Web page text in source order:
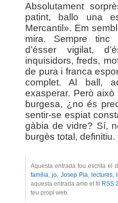
Absolutament
patint, ballo una
Mercantil». Em
mira. Sempre tinc
d’ésser vigilat,
inquisidors, freds,
de pura i franca
complet. Al ball,
exasperar. Però
burgesa, ¿no és
sentir-se espiat
gàbia de vidre? Sí,
burgès total, definitiu.
Aquesta entrada fou escrita el
família,jo, Josep Pla, lectures,
aquesta entrada amb el fil
RSS
teu propi web.